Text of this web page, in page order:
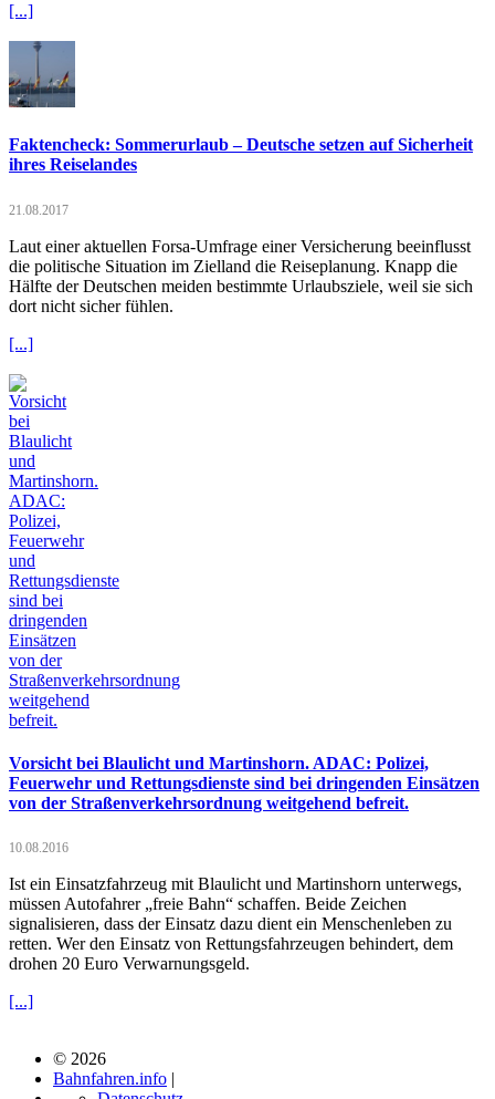
[...]
Faktencheck: Sommerurlaub – Deutsche setzen auf Sicherheit
ihres Reiselandes
21.08.2017
Laut einer aktuellen Forsa-Umfrage einer Versicherung beeinflusst
die politische Situation im Zielland die Reiseplanung. Knapp die
Hälfte der Deutschen meiden bestimmte Urlaubsziele, weil sie sich
dort nicht sicher fühlen.
[...]
Vorsicht bei Blaulicht und Martinshorn. ADAC: Polizei,
Feuerwehr und Rettungsdienste sind bei dringenden Einsätzen
von der Straßenverkehrsordnung weitgehend befreit.
10.08.2016
Ist ein Einsatzfahrzeug mit Blaulicht und Martinshorn unterwegs,
müssen Autofahrer „freie Bahn“ schaffen. Beide Zeichen
signalisieren, dass der Einsatz dazu dient ein Menschenleben zu
retten. Wer den Einsatz von Rettungsfahrzeugen behindert, dem
drohen 20 Euro Verwarnungsgeld.
[...]
© 2026
Bahnfahren.info |